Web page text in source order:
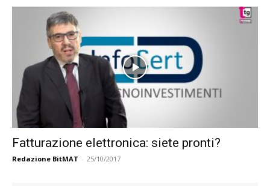
Fatturazione elettronica: siete pronti?
Redazione BitMAT - 25/10/2017